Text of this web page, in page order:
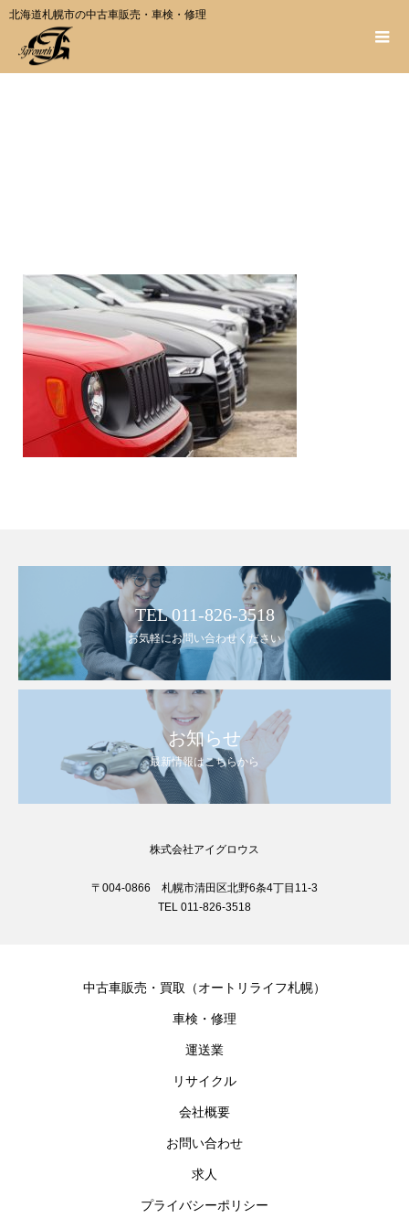
北海道札幌市の中古車販売・車検・修理
TEL 011-826-3518
お気軽にお問い合わせください
お知らせ
最新情報はこちらから
株式会社アイグロウス
〒004-0866 札幌市清田区北野6条4丁目11-3
TEL 011-826-3518
中古車販売・買取（オートリライフ札幌）
車検・修理
運送業
リサイクル
会社概要
お問い合わせ
求人
プライバシーポリシー